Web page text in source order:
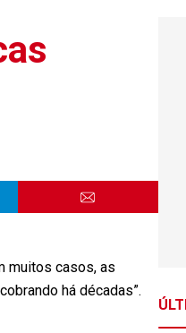
muitos casos, as
há décadas”.